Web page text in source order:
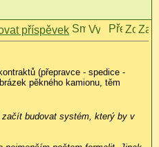
(přepravce - spedice -
pěkného kamionu, těm
začít budovat systém, který by v